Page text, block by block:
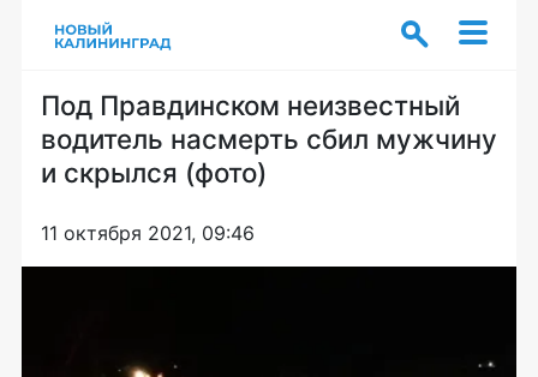
Под Правдинском неизвестный
водитель насмерть сбил мужчину
и скрылся (фото)
11 октября 2021, 09:46